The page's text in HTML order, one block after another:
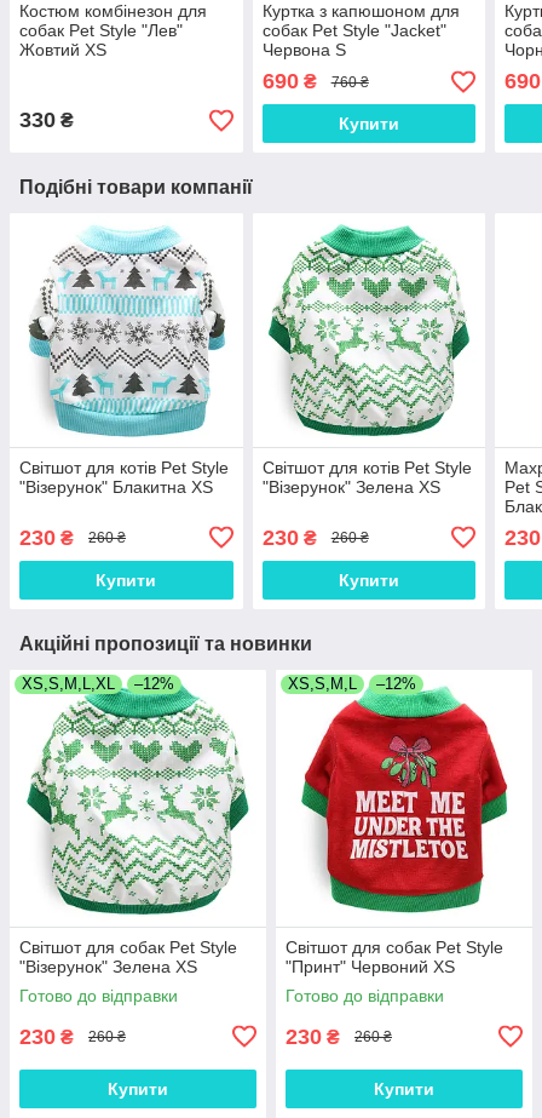
Костюм комбінезон для
собак Pet Style "Лев"
Жовтий XS
330 ₴
Куртка з капюшоном для
собак Pet Style "Jacket"
Червона S
690₴ 760 ₴
Купити
690
Подібні товари компанії
Світшот для котів Pet Style
"Візерунок" Блакитна XS
230 ₴ 260 ₴
Купити
Світшот для котів Pet Style
"Візерунок" Зелена XS
230₴ 260 ₴
Купити
Pet
230
Акційні пропозиції та новинки
XS,S,M,L,XL –12%
Світшот для собак Pet Style
"Візерунок" Зелена XS
Готово до відправки
230 ₴ 260 ₴
Купити
XS,S,M,L –12%
Світшот для собак Pet Style
"Принт" Червоний XS
Готово до відправки
230 ₴ 260 ₴
Купити